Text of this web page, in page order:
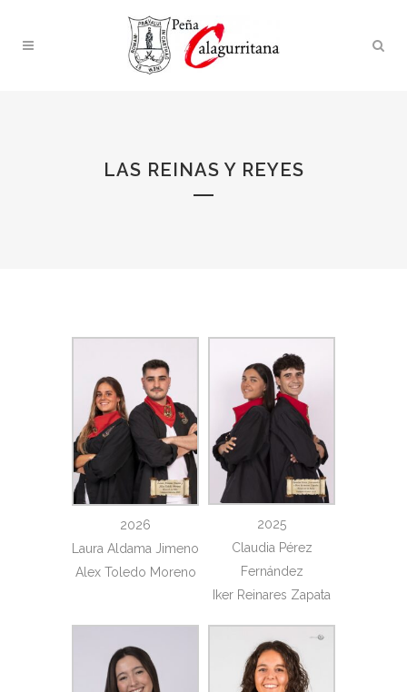
LAS REINAS Y REYES
2026
Laura Aldama Jimeno
Alex Toledo Moreno
2025
Claudia Pérez
Fernández
Iker Reinares Zapata